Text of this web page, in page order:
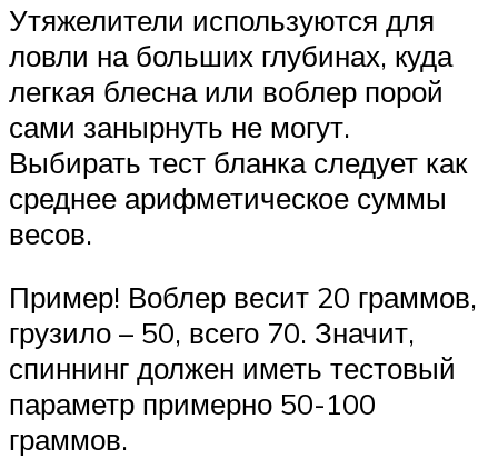
Утяжелители используются для
ловли на больших глубинах, куда
легкая блесна или воблер порой
сами занырнуть не могут.
Выбирать тест бланка следует как
среднее арифметическое суммы
весов.
Пример! Воблер весит 20 граммов,
грузило – 50, всего 70. Значит,
спиннинг должен иметь тестовый
параметр примерно 50-100
граммов.